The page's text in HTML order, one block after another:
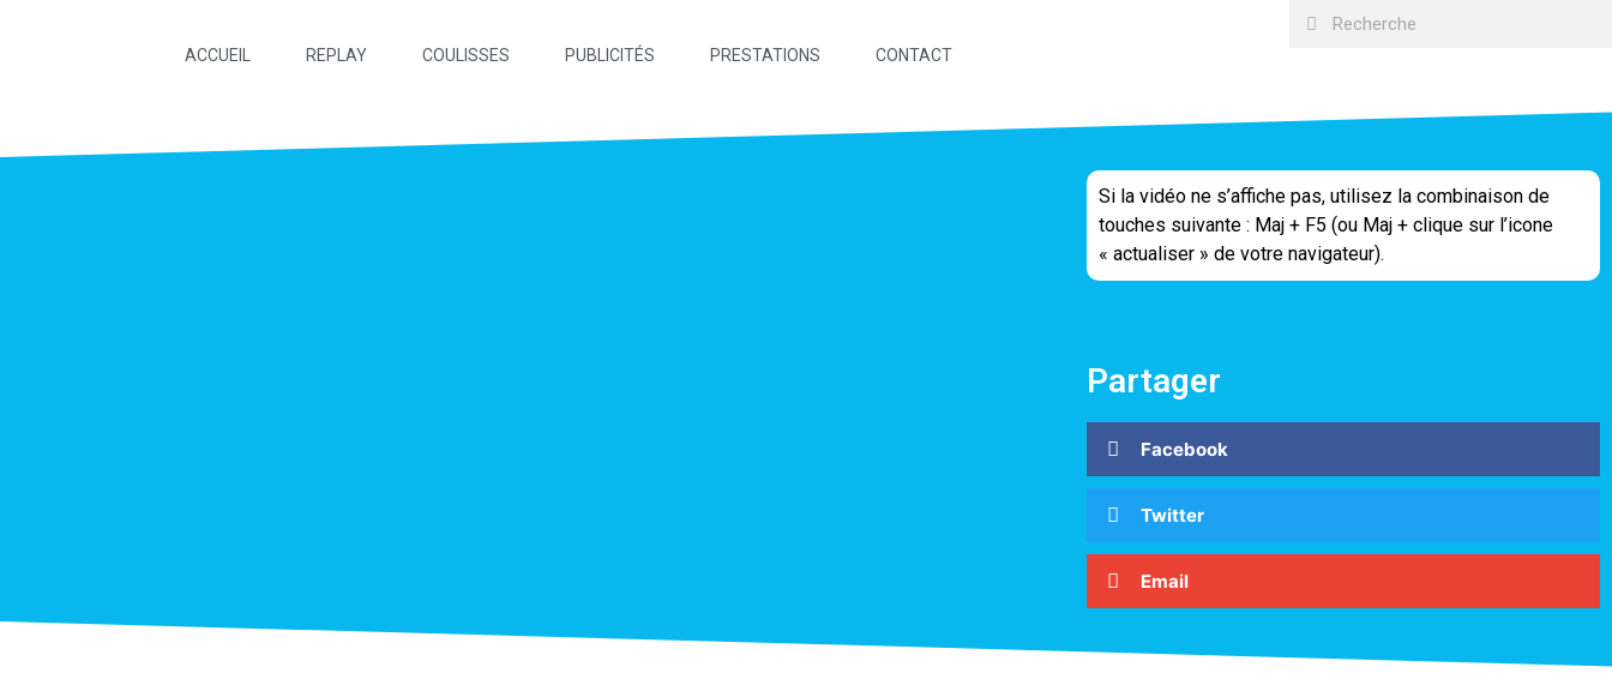
ACCUEIL REPLAY COULISSES PUBLICITÉS PRESTATIONS CONTACT
Si la vidéo ne s’affiche pas, utilisez la combinaison de
touches suivante : Maj + F5 (ou Maj + clique sur l’icone
« actualiser » de votre navigateur).
Partager
Facebook
Twitter
Email